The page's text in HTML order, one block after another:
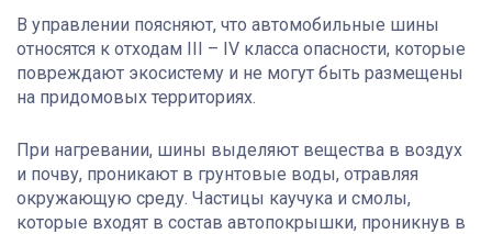
В управлении поясняют, что автомобильные шины
относятся к отходам III – IV класса опасности, которые
повреждают экосистему и не могут быть размещены
на придомовых территориях.
При нагревании, шины выделяют вещества в воздух
и почву, проникают в грунтовые воды, отравляя
окружающую среду. Частицы каучука и смолы,
которые входят в состав автопокрышки, проникнув в